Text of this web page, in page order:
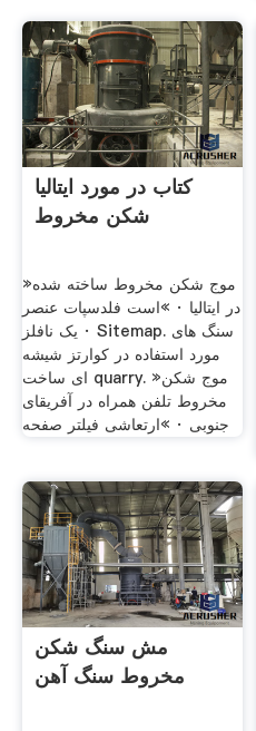
کتاب در مورد ایتالیا
شکن مخروط
»موج شکن مخروط ساخته شده
در ایتالیا · »است فلدسپات عنصر
یک نافلز · Sitemap. سنگ های
مورد استفاده در کوارتز شیشه
ای ساخت quarry. »موج شکن
مخروط تلفن همراه در آفریقای
جنوبی · »ارتعاشی فیلتر صفحه
مش سنگ شکن
مخروط سنگ آهن